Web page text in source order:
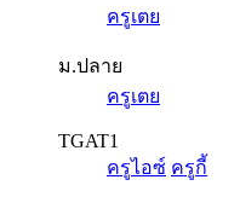
ครูเตย
ม.ปลาย
ครูเตย
TGAT1
ครูไอซ์ ครูกี้